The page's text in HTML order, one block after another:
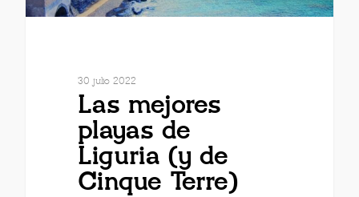
30 julio 2022
Las mejores
playas de
Liguria (y de
Cinque Terre)